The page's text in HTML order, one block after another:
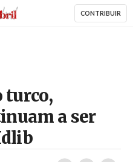
AbrilAbril CONTRIBUIR
turco,
a ser